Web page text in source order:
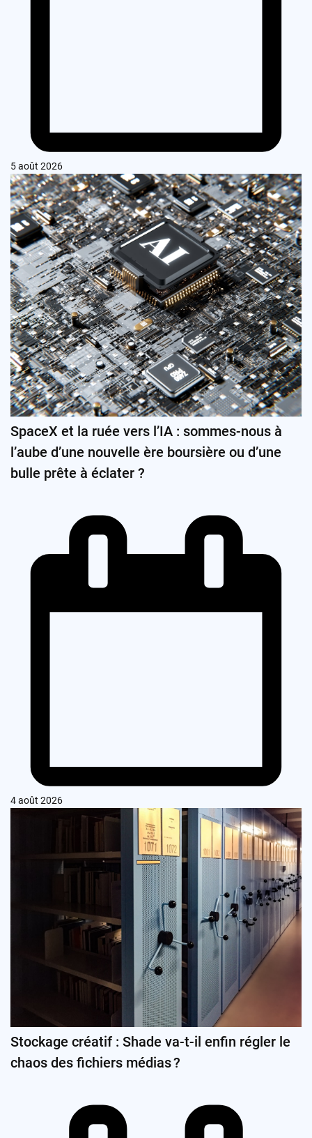
5 août 2026
SpaceX et la ruée vers l’IA : sommes-nous à
l’aube d’une nouvelle ère boursière ou d’une
bulle prête à éclater ?
4 août 2026
Stockage créatif : Shade va-t-il enfin régler le
chaos des fichiers médias ?